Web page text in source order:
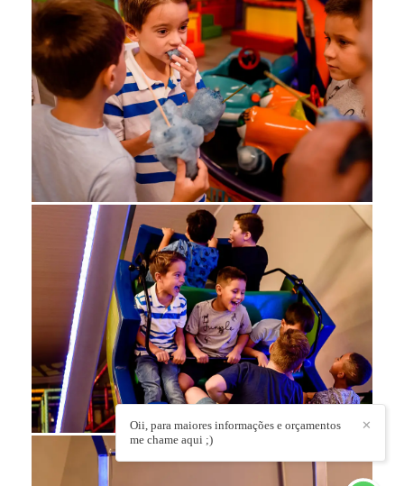
✕
Oii, para maiores informações e orçamentos
me chame aqui ;)